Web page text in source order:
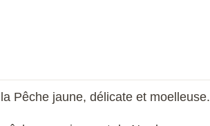
Pêche jaune, délicate et moelleuse.